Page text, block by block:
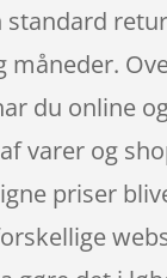
måneder.
du online
varer og
priser